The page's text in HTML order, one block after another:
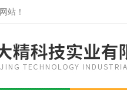
网站！